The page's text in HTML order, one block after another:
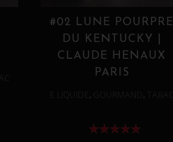
#02 LUNE POURPRE
DU KENTUCKY |
CLAUDE HENAUX
PARIS
, ,